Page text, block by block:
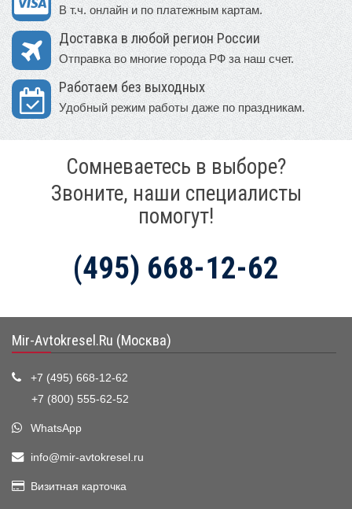
В т.ч. онлайн и по платежным картам.
Доставка в любой регион России
Отправка во многие города РФ за наш счет.
Работаем без выходных
Удобный режим работы даже по праздникам.
Сомневаетесь в выборе?
Звоните, наши специалисты
помогут!
(495) 668-12-62
Mir-Avtokresel.Ru (Москва)
+7 (495) 668-12-62
+7 (800) 555-62-52
WhatsApp
info@mir-avtokresel.ru
Визитная карточка